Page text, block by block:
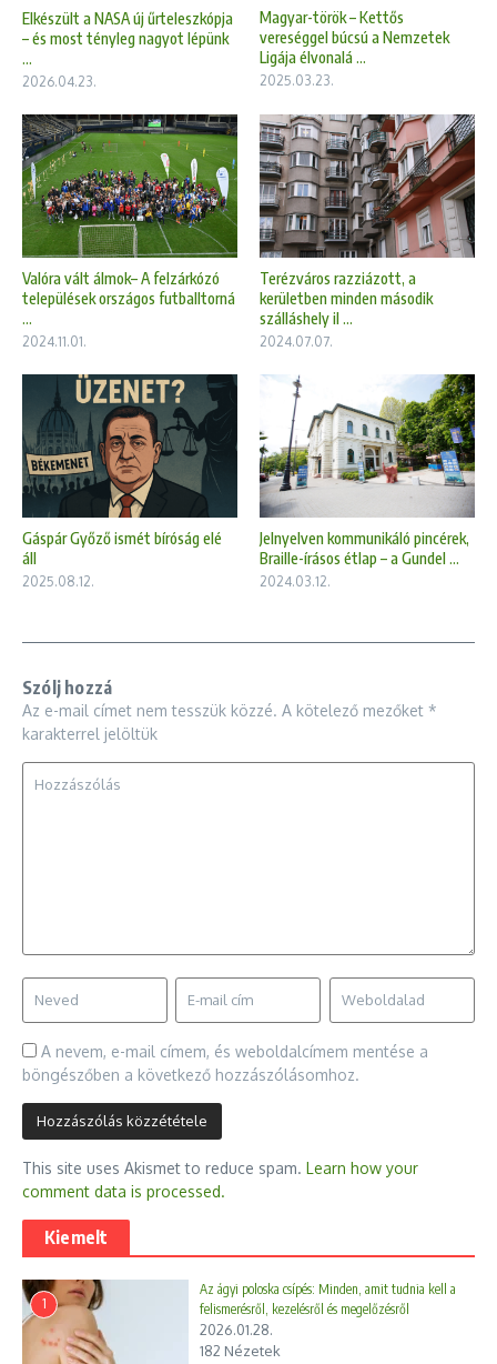
Elkészült a NASA új űrteleszkópja
– és most tényleg nagyot lépünk
...
2026.04.23.
Magyar-török – Kettős
vereséggel búcsú a Nemzetek
Ligája élvonalá ...
2025.03.23.
Valóra vált álmok– A felzárkózó
települések országos futballtorná
...
2024.11.01.
Terézváros razziázott, a
kerületben minden második
szálláshely il ...
2024.07.07.
Gáspár Győző ismét bíróság elé
áll
2025.08.12.
Jelnyelven kommunikáló pincérek,
Braille-írásos étlap – a Gundel ...
2024.03.12.
Szólj hozzá
Az e-mail címet nem tesszük közzé. A kötelező mezőket *
karakterrel jelöltük
A nevem, e-mail címem, és weboldalcímem mentése a
böngészőben a következő hozzászólásomhoz.
This site uses Akismet to reduce spam. Learn how your
comment data is processed.
Kiemelt
1
Az ágyi poloska csípés: Minden, amit tudnia kell a
felismerésről, kezelésről és megelőzésről
2026.01.28.
182 Nézetek